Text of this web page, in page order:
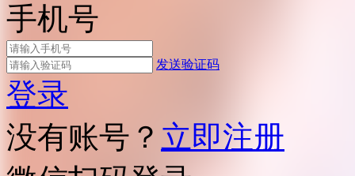
手机号
发送验证码
登录
没有账号？ 立即注册